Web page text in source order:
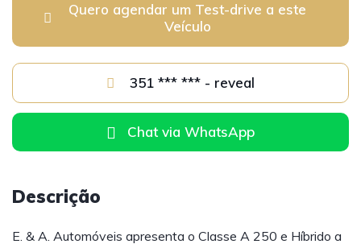
Quero agendar um Test-drive a este
Veículo
351 *** *** - reveal
Chat via WhatsApp
Descrição
E. & A. Automóveis apresenta o Classe A 250 e Híbrido a